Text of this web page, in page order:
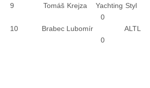
Soutěže a závody
9 Tomáš Krejza
0
10 Brabec
0